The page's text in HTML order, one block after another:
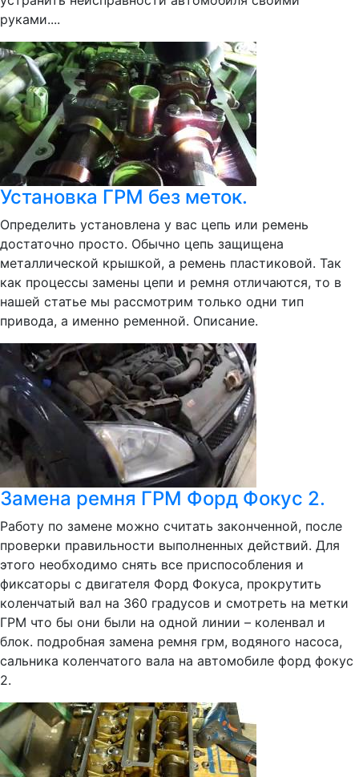
руками....
Установка ГРМ без меток.
Определить установлена у вас цепь или ремень
достаточно просто. Обычно цепь защищена
металлической крышкой, а ремень пластиковой. Так
как процессы замены цепи и ремня отличаются, то в
нашей статье мы рассмотрим только одни тип
привода, а именно ременной. Описание.
Замена ремня ГРМ Форд Фокус 2.
Работу по замене можно считать законченной, после
проверки правильности выполненных действий. Для
этого необходимо снять все приспособления и
фиксаторы с двигателя Форд Фокуса, прокрутить
коленчатый вал на 360 градусов и смотреть на метки
ГРМ что бы они были на одной линии – коленвал и
блок. подробная замена ремня грм, водяного насоса,
сальника коленчатого вала на автомобиле форд фокус
2.